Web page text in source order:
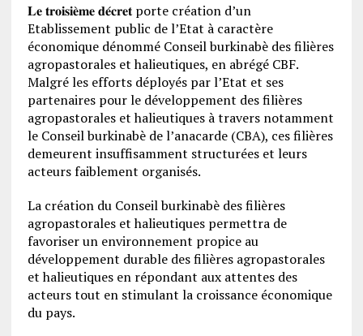
𝐋𝐞 𝐭𝐫𝐨𝐢𝐬𝐢𝐞̀𝐦𝐞 𝐝𝐞́𝐜𝐫𝐞𝐭 porte création d’un
Etablissement public de l’Etat à caractère
économique dénommé Conseil burkinabè des filières
agropastorales et halieutiques, en abrégé CBF.
Malgré les efforts déployés par l’Etat et ses
partenaires pour le développement des filières
agropastorales et halieutiques à travers notamment
le Conseil burkinabè de l’anacarde (CBA), ces filières
demeurent insuffisamment structurées et leurs
acteurs faiblement organisés.
La création du Conseil burkinabè des filières
agropastorales et halieutiques permettra de
favoriser un environnement propice au
développement durable des filières agropastorales
et halieutiques en répondant aux attentes des
acteurs tout en stimulant la croissance économique
du pays.